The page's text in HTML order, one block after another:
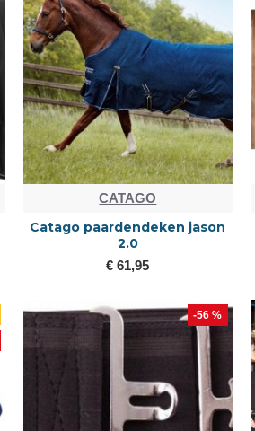
CATAGO
Catago paardendeken jason
2.0
€ 61,95
-56 %